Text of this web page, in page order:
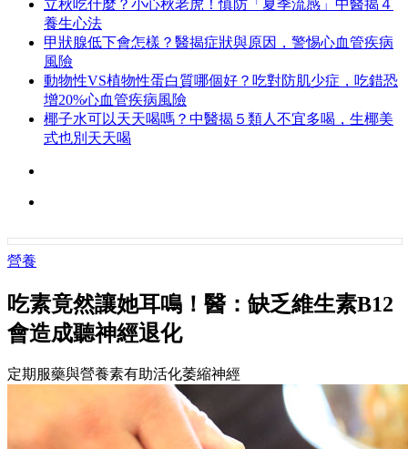
立秋吃什麼？小心秋老虎！慎防「夏季流感」中醫揭４
養生心法
甲狀腺低下會怎樣？醫揭症狀與原因，警惕心血管疾病
風險
動物性VS植物性蛋白質哪個好？吃對防肌少症，吃錯恐
增20%心血管疾病風險
椰子水可以天天喝嗎？中醫揭５類人不宜多喝，生椰美
式也別天天喝
營養
吃素竟然讓她耳鳴！醫：缺乏維生素B12
會造成聽神經退化
定期服藥與營養素有助活化萎縮神經